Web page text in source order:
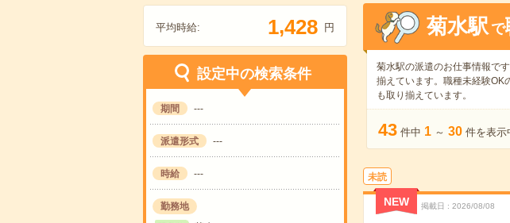
平均時給: 1,428 円
設定中の検索条件
期間 ---
派遣形式 ---
時給 ---
勤務地
菊水駅 で
菊水駅の派遣のお仕事情報です
揃えています。職種未経験OK
も取り揃えています。
43 件中 1 ～ 30 件を表示
未読
NEW 掲載日 2026/08/08